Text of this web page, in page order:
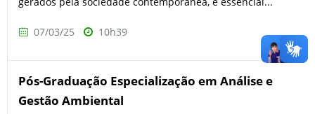
07/03/25 10h39
Pós-Graduação Especialização em Análise e
Gestão Ambiental